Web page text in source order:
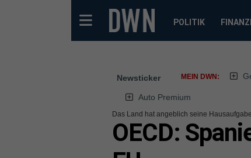
POLITIK
Newsticker MEIN DWN:
Auto Premium
Das Land hat angeblich seine
OECD: